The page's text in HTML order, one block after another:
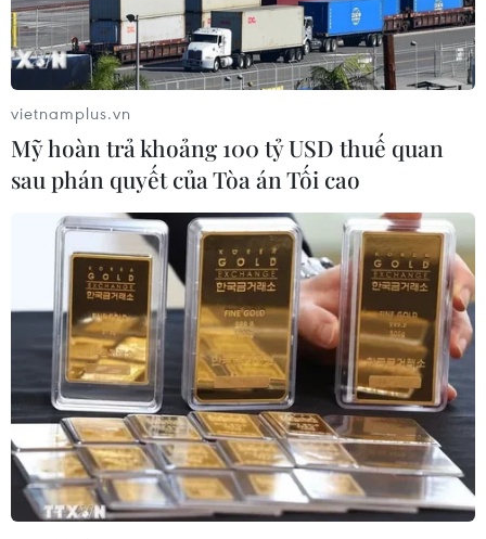
vietnamplus.vn
Mỹ hoàn trả khoảng 100 tỷ USD thuế quan
sau phán quyết của Tòa án Tối cao